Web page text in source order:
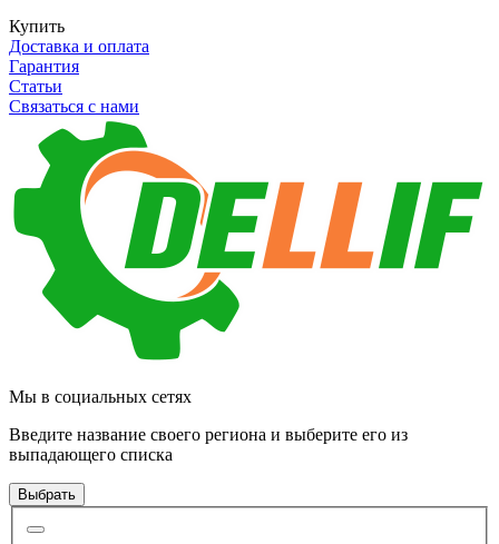
Купить
Доставка и оплата
Гарантия
Статьи
Связаться с нами
Мы в социальных сетях
Введите название своего региона и выберите его из
выпадающего списка
Выбрать